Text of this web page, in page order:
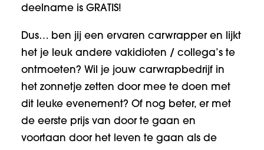
deelname is GRATIS!
Dus… ben jij een ervaren carwrapper en lijkt
het je leuk andere vakidioten / collega’s te
ontmoeten? Wil je jouw carwrapbedrijf in
het zonnetje zetten door mee te doen met
dit leuke evenement? Of nog beter, er met
de eerste prijs van door te gaan en
voortaan door het leven te gaan als de